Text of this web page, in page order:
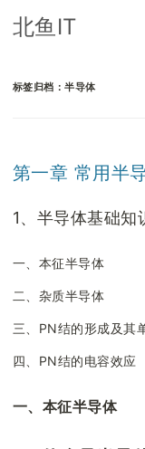
北鱼IT
标签归档：半导体
第一章 常用半
1、半导体基础知
一、本征半导体
二、杂质半导体
三、PN结的形成及其
四、PN结的电容效应
一、本征半导体